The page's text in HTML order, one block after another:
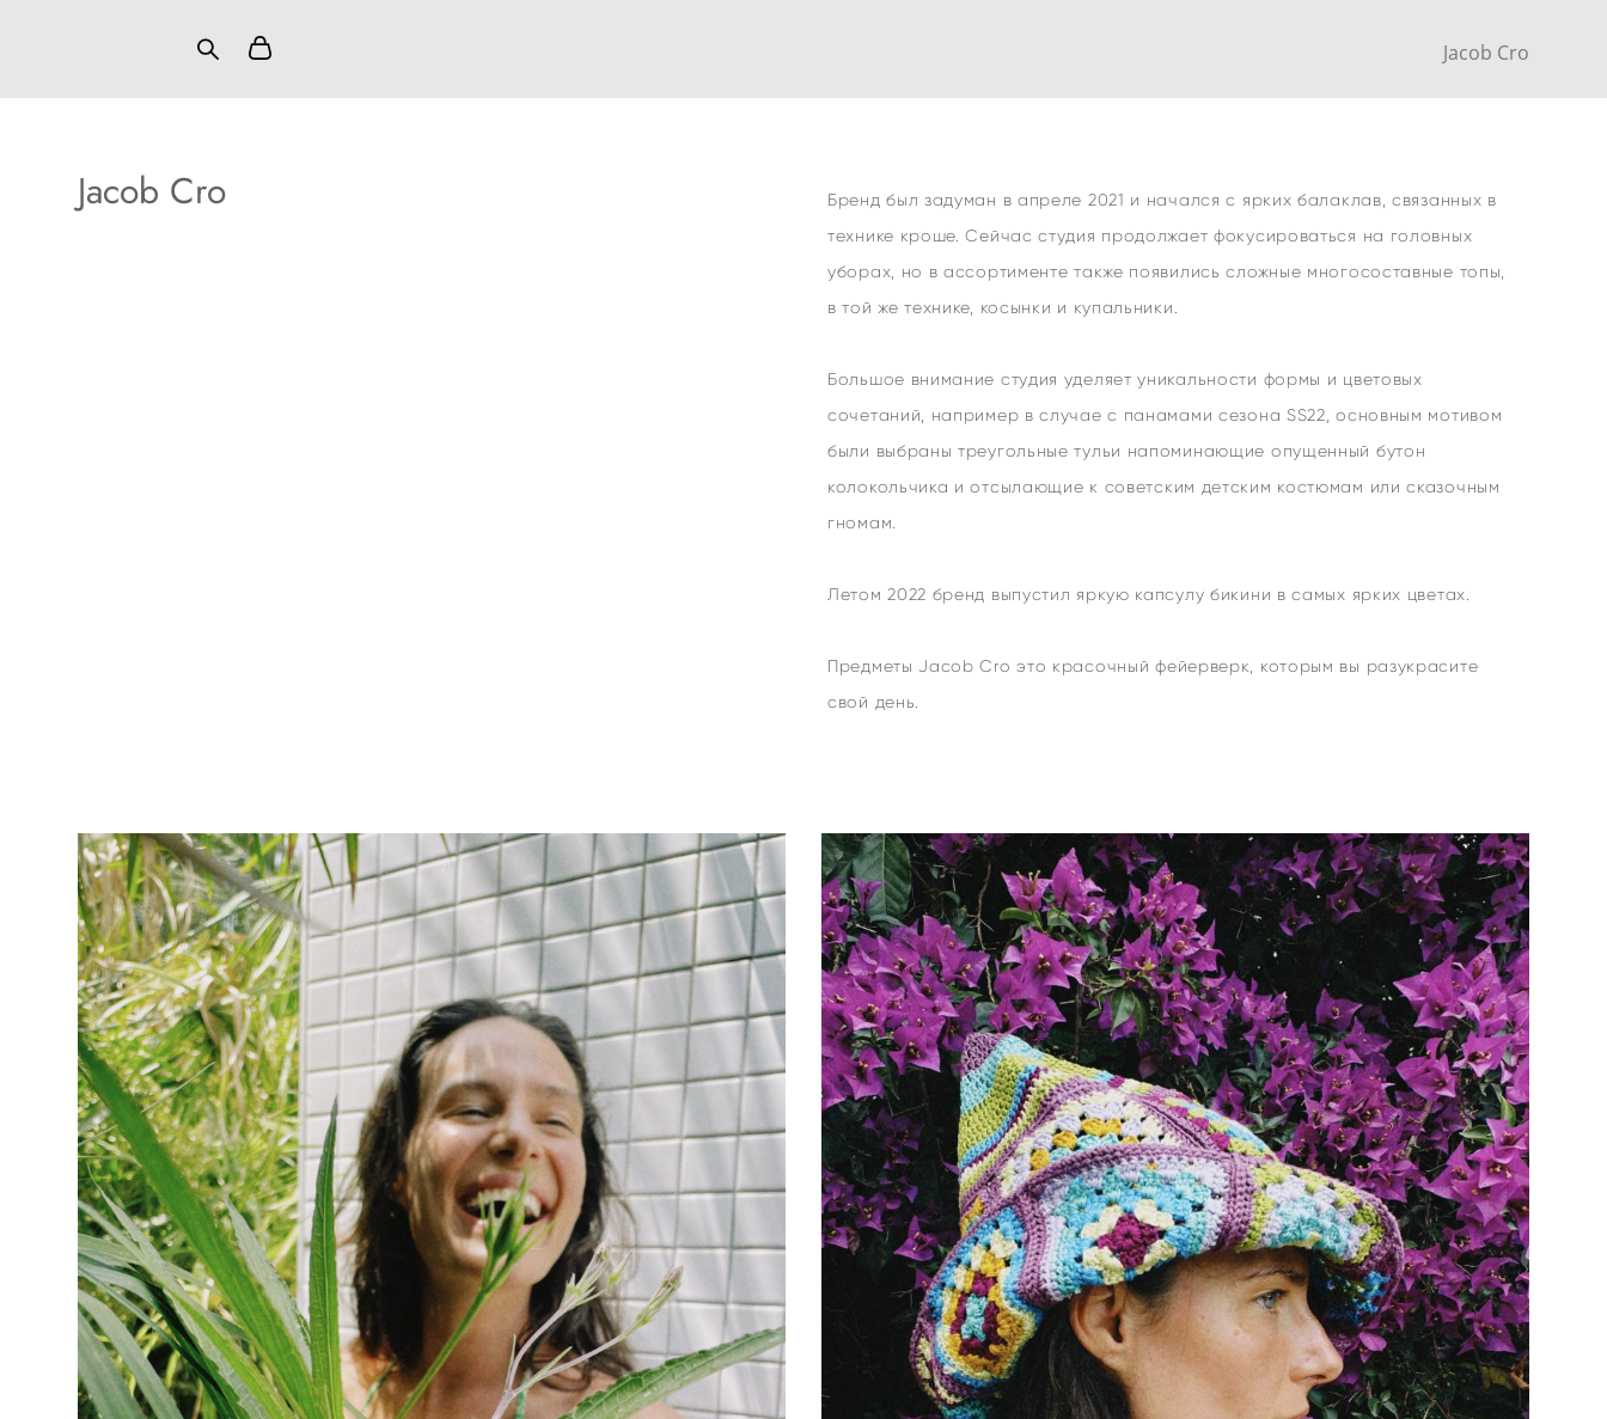
Jacob Cro
Jacob Cro
Бренд был задуман в апреле 2021 и начался с ярких балаклав, связанных в
технике кроше. Сейчас студия продолжает фокусироваться на головных
уборах, но в ассортименте также появились сложные многосоставные топы,
в той же технике, косынки и купальники.
Большое внимание студия уделяет уникальности формы и цветовых
сочетаний, например в случае с панамами сезона SS22, основным мотивом
были выбраны треугольные тульи напоминающие опущенный бутон
колокольчика и отсылающие к советским детским костюмам или сказочным
гномам.
Летом 2022 бренд выпустил яркую капсулу бикини в самых ярких цветах.
Предметы Jacob Cro это красочный фейерверк, которым вы разукрасите
свой день.